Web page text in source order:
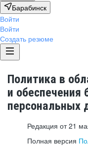
Барабинск
Войти
Войти
Создать резюме
Политика в
и обеспечения
персональных
Редакция от 21
Полная версия